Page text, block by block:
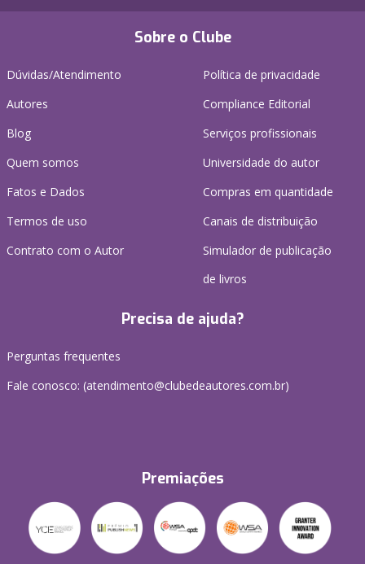
Sobre o Clube
Dúvidas/Atendimento
Autores
Blog
Quem somos
Fatos e Dados
Termos de uso
Contrato com o Autor
Política de privacidade
Compliance Editorial
Serviços profissionais
Universidade do autor
Compras em quantidade
Canais de distribuição
Simulador de publicação
de livros
Precisa de ajuda?
Perguntas frequentes
Fale conosco: (atendimento@clubedeautores.com.br)
Premiações